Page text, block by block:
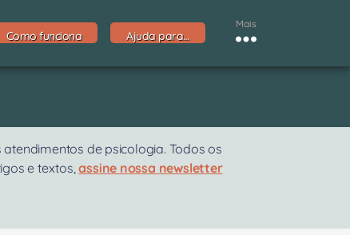
Como funciona Ajuda para…
Mais
de psicologia. Todos os
e textos,assine nossa newsletter